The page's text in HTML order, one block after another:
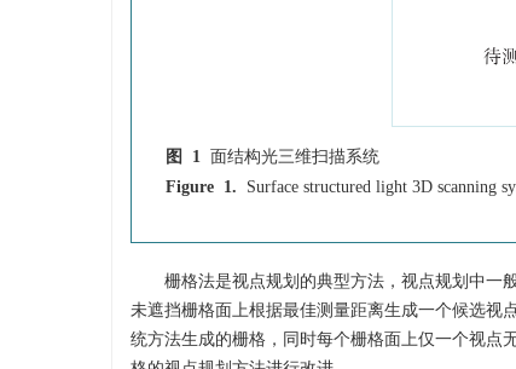
图 1 面结构光三维扫描系统
Figure 1.
Surface structured light 3D scanning
栅格法是视点规划的典型方法，视点规划中一
未遮挡栅格面上根据最佳测量距离生成一个候选视
统方法生成的栅格，同时每个栅格面上仅一个视点